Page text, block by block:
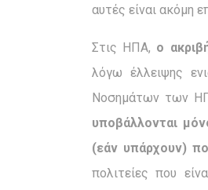
αυτές είναι ακόμη
Στις ΗΠΑ, ο
λόγω έλλειψης
Νοσημάτων των
υποβάλλονται
(εάν υπάρχουν)
πολιτείες που